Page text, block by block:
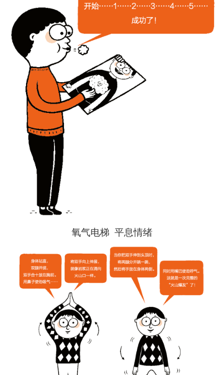
氧气电梯 平息情绪